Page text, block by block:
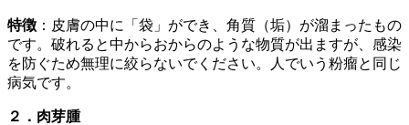
特徴 ：皮膚の中に「袋」ができ、角質（垢）が溜まったもの
です。破れると中からおからのような物質が出ますが、感染
を防ぐため無理に絞らないでください。人でいう粉瘤と同じ
病気です。
２．肉芽腫